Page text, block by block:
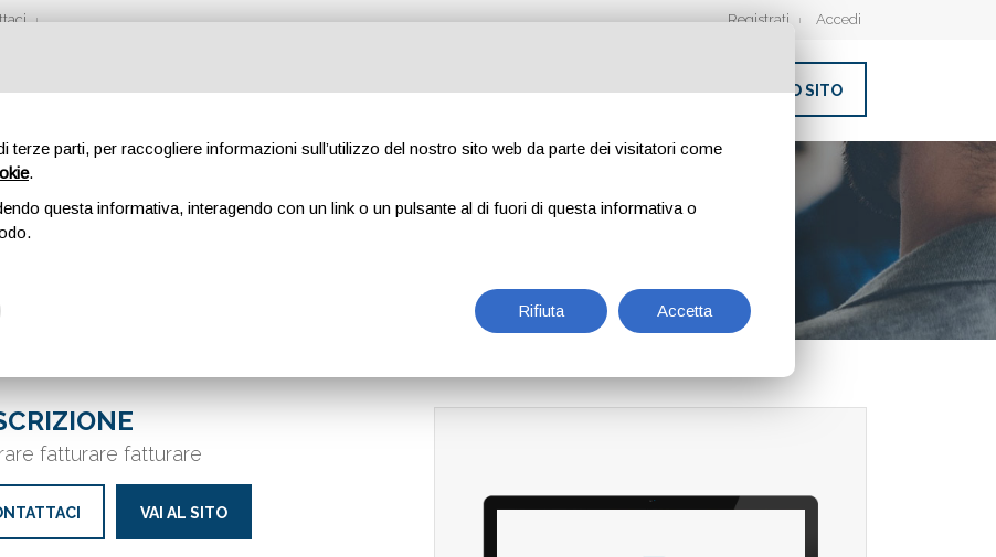
Registrati Accedi
INSERISCI IL TUO SITO
fatturare fatturare
VAI AL SITO
terze parti, per raccogliere informazioni sull’utilizzo del nostro sito web da parte dei visitatori come
.
questa informativa, interagendo con un link o un pulsante al di fuori di questa informativa o
Rifiuta Accetta